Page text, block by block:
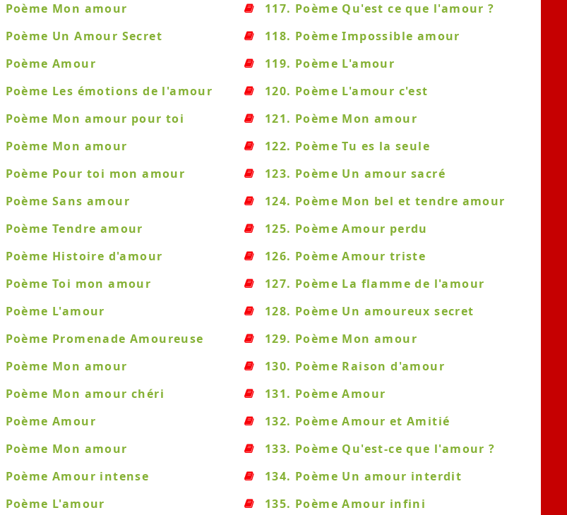
Poème Mon amour
Poème Un Amour Secret
Poème Amour
Poème Les émotions de l'amour
Poème Mon amour pour toi
Poème Mon amour
Poème Pour toi mon amour
Poème Sans amour
Poème Tendre amour
Poème Histoire d'amour
Poème Toi mon amour
Poème L'amour
Poème Promenade Amoureuse
Poème Mon amour
Poème Mon amour chéri
Poème Amour
Poème Mon amour
Poème Amour intense
Poème L'amour
117. Poème Qu'est ce que l'amour ?
118. Poème Impossible amour
119. Poème L'amour
120. Poème L'amour c'est
121. Poème Mon amour
122. Poème Tu es la seule
123. Poème Un amour sacré
124. Poème Mon bel et tendre amour
125. Poème Amour perdu
126. Poème Amour triste
127. Poème La flamme de l'amour
128. Poème Un amoureux secret
129. Poème Mon amour
130. Poème Raison d'amour
131. Poème Amour
132. Poème Amour et Amitié
133. Poème Qu'est-ce que l'amour ?
134. Poème Un amour interdit
135. Poème Amour infini